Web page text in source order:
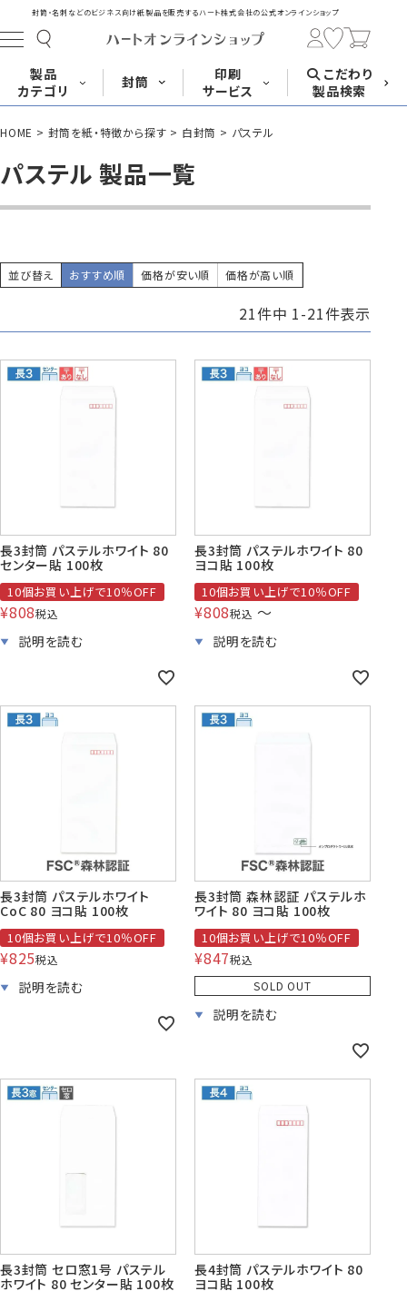
封筒・名刺などのビジネス向け紙製品を販売するハート株式会社の公式オンラインショップ
製品
カテゴリ
名刺 はがき カード・挨拶状
お悔み用
喪中はがき
印刷
株券・商品券
発送・包装・梱包資
材
見本帳
プリンター
封筒
長形封筒 角形封筒 洋形封筒
120×235 120×235
長4窓封筒
B5横3つ折
90×205
長40封筒
A4横4つ折 B4横3つ折
142×332
B5縦2つ折 A4横3つ折
A4横3つ折 A4横・縦4つ折
洋5タテ封筒
印刷
サービス
封筒印刷サービス
喪中はがき印刷サービス
こだわり
製品検索
HOME 封筒を紙・特徴から探す 白封筒 パステル
パステル 製品一覧
並び替え おすすめ順 価格が安い順 価格が高い順
21件中 1-21件表示
長3封筒 パステルホワイト 80
センター貼 100枚
10個お買い上げで10％OFF
¥808税込
長3封筒 パステルホワイト 80
ヨコ貼 100枚
10個お買い上げで10％OFF
¥808税込 〜
長3封筒 パステルホワイト
CoC 80 ヨコ貼 100枚
10個お買い上げで10％OFF
¥825税込
長3封筒 森林認証 パステルホ
ワイト 80 ヨコ貼 100枚
10個お買い上げで10％OFF
¥847税込
SOLD OUT
長3封筒 セロ窓1号 パステル
ホワイト 80 センター貼 100枚
長4封筒 パステルホワイト 80
ヨコ貼 100枚